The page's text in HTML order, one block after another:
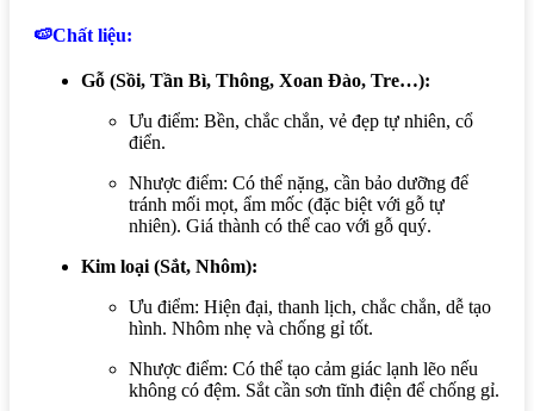
🍉Chất liệu:
Gỗ (Sồi, Tần Bì, Thông, Xoan Đào, Tre…):
Ưu điểm: Bền, chắc chắn, vẻ đẹp tự nhiên, cổ
điển.
Nhược điểm: Có thể nặng, cần bảo dưỡng để
tránh mối mọt, ẩm mốc (đặc biệt với gỗ tự
nhiên). Giá thành có thể cao với gỗ quý.
Kim loại (Sắt, Nhôm):
Ưu điểm: Hiện đại, thanh lịch, chắc chắn, dễ tạo
hình. Nhôm nhẹ và chống gỉ tốt.
Nhược điểm: Có thể tạo cảm giác lạnh lẽo nếu
không có đệm. Sắt cần sơn tĩnh điện để chống gỉ.